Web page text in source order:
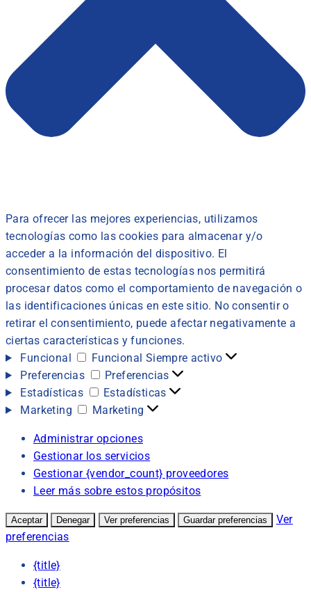
Para ofrecer las mejores experiencias, utilizamos
tecnologías como las cookies para almacenar y/o
acceder a la información del dispositivo. El
consentimiento de estas tecnologías nos permitirá
procesar datos como el comportamiento de navegación o
las identificaciones únicas en este sitio. No consentir o
retirar el consentimiento, puede afectar negativamente a
ciertas características y funciones.
Funcional
Funcional Siempre activo
Preferencias
Preferencias
Estadísticas
Estadísticas
Marketing
Marketing
Administrar opciones
Gestionar los servicios
Gestionar {vendor_count} proveedores
Leer más sobre estos propósitos
Aceptar Denegar Ver preferencias Guardar preferencias
Ver
preferencias
{title}
{title}